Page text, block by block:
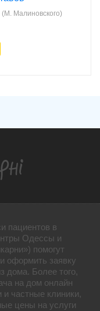
(М. Малиновского)
пациентов в
Одессы и
помогут
оформить заявку
дома. Более того,
на дом онлайн
частные клиники,
цены на услуги